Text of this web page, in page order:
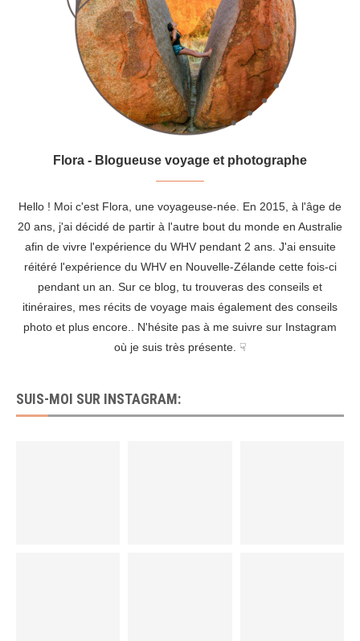
Flora - Blogueuse voyage et photographe
Hello ! Moi c'est Flora, une voyageuse-née. En 2015, à l'âge de
20 ans, j'ai décidé de partir à l'autre bout du monde en Australie
afin de vivre l'expérience du WHV pendant 2 ans. J'ai ensuite
réitéré l'expérience du WHV en Nouvelle-Zélande cette fois-ci
pendant un an. Sur ce blog, tu trouveras des conseils et
itinéraires, mes récits de voyage mais également des conseils
photo et plus encore.. N'hésite pas à me suivre sur Instagram
où je suis très présente. ☟
SUIS-MOI SUR INSTAGRAM: